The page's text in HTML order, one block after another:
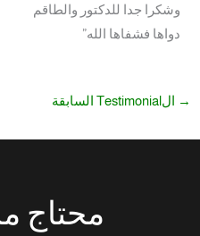
وشكرا جدا للدكتور والطاقم
دواها فشفاها الله”
→ الTestimonial السابقة
محتاج